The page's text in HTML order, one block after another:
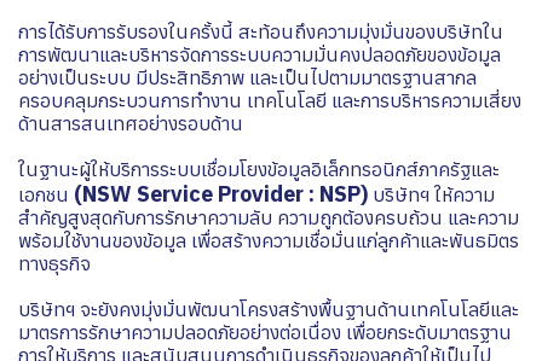
การได้รับการรับรองในครั้งนี้ สะท้อนถึงความมุ่งมั่นของบริษัทใน
การพัฒนาและบริหารจัดการระบบความมั่นคงปลอดภัยของข้อมูล
อย่างเป็นระบบ มีประสิทธิภาพ และเป็นไปตามมาตรฐานสากล
ครอบคลุมกระบวนการทำงาน เทคโนโลยี และการบริหารความเสี่ยง
ด้านสารสนเทศอย่างรอบด้าน
ในฐานะผู้ให้บริการระบบเชื่อมโยงข้อมูลอิเล็กทรอนิกส์ภาครัฐและ
เอกชน (NSW Service Provider : NSP) บริษัทฯ ให้ความ
สำคัญสูงสุดกับการรักษาความลับ ความถูกต้องครบถ้วน และความ
พร้อมใช้งานของข้อมูล เพื่อสร้างความเชื่อมั่นแก่ลูกค้าและพันธมิตร
ทางธุรกิจ
บริษัทฯ จะยังคงมุ่งมั่นพัฒนาโครงสร้างพื้นฐานด้านเทคโนโลยีและ
มาตรการรักษาความปลอดภัยอย่างต่อเนื่อง เพื่อยกระดับมาตรฐาน
การให้บริการ และสนับสนุนการดำเนินธุรกิจของลูกค้าให้เป็นไป